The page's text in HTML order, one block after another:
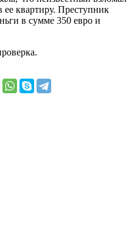
квартиру. Преступник
в сумме 350 евро и